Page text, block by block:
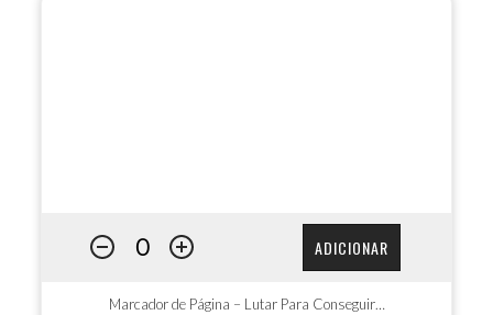
ADICIONAR
Marcador de Página – Lutar Para Conseguir…